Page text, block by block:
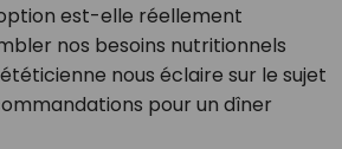
est-elle réellement
nos besoins nutritionnels
nous éclaire sur le sujet
pour un dîner